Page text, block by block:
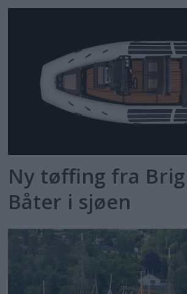
Ny tøffing fra
Båter i sjøen